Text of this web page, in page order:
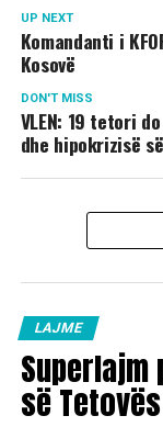
UP NEXT
Komandanti i
Kosovë
DON'T MISS
VLEN: 19 tetori
dhe hipokrizisë
LAJME
së Tetovës